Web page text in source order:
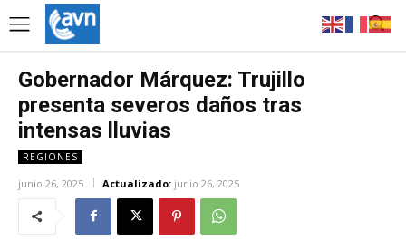
Gobernador Márquez: Trujillo
presenta severos daños tras
intensas lluvias
REGIONES
junio 26, 2025 Actualizado: junio 26, 2025